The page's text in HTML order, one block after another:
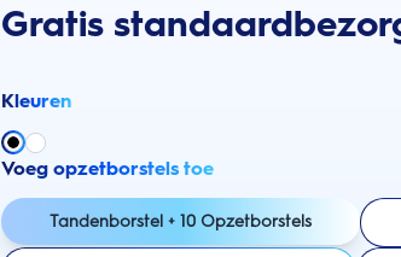
Gratis
Kleuren
Voeg opzetborstels toe
Tandenborstel + 10 Opzetborstels